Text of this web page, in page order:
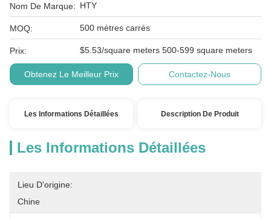
Nom De Marque: HTY
MOQ: 500 mètres carrés
Prix: $5.53/square meters 500-599 square meters
Obtenez Le Meilleur Prix Contactez-Nous
Les Informations Détaillées Description De Produit
Les Informations Détaillées
Lieu D'origine:
Chine